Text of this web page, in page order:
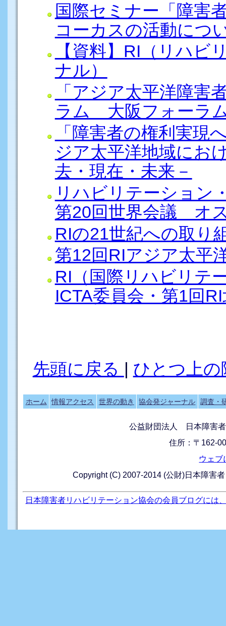
国際セミナー「障害
コーカスの活動につ
【資料】RI（リハビ
ナル）
「アジア太平洋障害
ラム 大阪フォーラ
「障害者の権利実現
ジア太平洋地域にお
去・現在・未来－
リハビリテーション
第20回世界会議 オ
RIの21世紀への取
第12回RIアジア太平
RI（国際リハビリテ
ICTA委員会・第1回
先頭に戻る | ひとつ上の
ホーム 情報アクセス 世界の動き 協会発ジャーナル 調査・
公益財団法人 日本障害
住所：〒162-
ウェブ
Copyright (C) 2007-2014 (公財)日本障害
日本障害者リハビリテーション協会の会員ブログには